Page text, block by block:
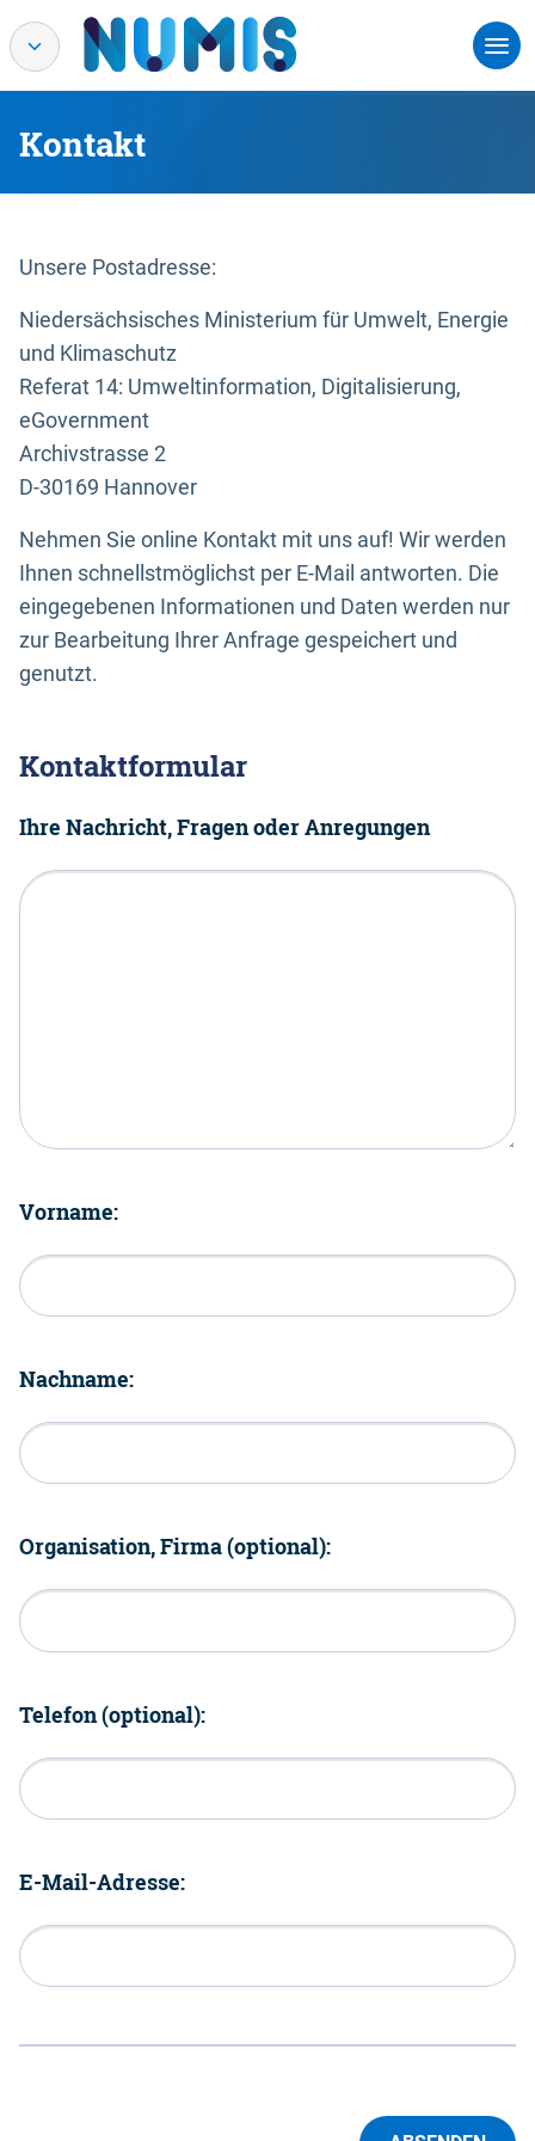
Kontakt
Unsere Postadresse:
Niedersächsisches Ministerium für Umwelt, Energie
und Klimaschutz
Referat 14: Umweltinformation, Digitalisierung,
eGovernment
Archivstrasse 2
D-30169 Hannover
Nehmen Sie online Kontakt mit uns auf! Wir werden
Ihnen schnellstmöglichst per E-Mail antworten. Die
eingegebenen Informationen und Daten werden nur
zur Bearbeitung Ihrer Anfrage gespeichert und
genutzt.
Kontaktformular
Ihre Nachricht, Fragen oder Anregungen
Vorname:
Nachname:
Organisation, Firma (optional):
Telefon (optional):
E-Mail-Adresse: